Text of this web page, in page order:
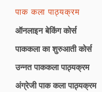
पाक कला पाठ्यक्रम
ऑनलाइन बेकिंग कोर्स
पाककला का शुरुआती कोर्स
उन्नत पाककला पाठ्यक्रम
अंग्रेजी पाक कला पाठ्यक्रम